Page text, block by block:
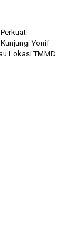
Yonif
Lokasi TMMD